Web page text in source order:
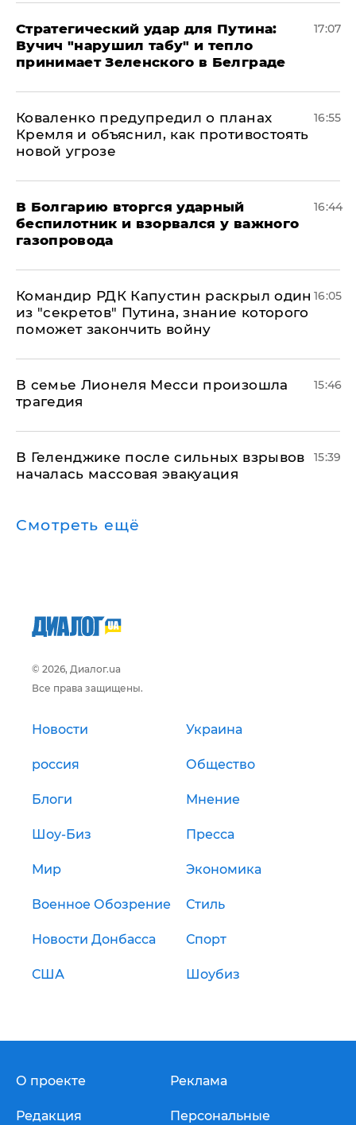
Стратегический удар для Путина:
Вучич "нарушил табу" и тепло
принимает Зеленского в Белграде
17:07
Коваленко предупредил о планах
Кремля и объяснил, как противостоять
новой угрозе
16:55
В Болгарию вторгся ударный
беспилотник и взорвался у важного
газопровода
16:44
Командир РДК Капустин раскрыл один
из "секретов" Путина, знание которого
поможет закончить войну
16:05
В семье Лионеля Месси произошла
трагедия
15:46
В Геленджике после сильных взрывов
началась массовая эвакуация
15:39
Смотреть ещё
© 2026, Диалог.ua
Все права защищены.
Новости Украина
россия Общество
Блоги Мнение
Шоу-Биз Пресса
Мир Экономика
Военное Обозрение Стиль
Новости Донбасса Спорт
США Шоубиз
О проекте
Редакция
Реклама
Персональные